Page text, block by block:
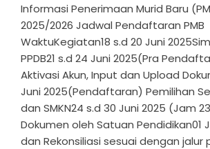
Informasi Penerimaan Murid Baru
2025/2026 Jadwal Pendaftaran PMB
WaktuKegiatan18 s.d 20 Juni
PPDB21 s.d 24 Juni 2025(Pra
Aktivasi Akun, Input dan Upload
Juni 2025(Pendaftaran) Pemilihan
dan SMKN24 s.d 30 Juni 2025 (Jam
Dokumen oleh Satuan Pendidikan01
dan Rekonsiliasi sesuai dengan